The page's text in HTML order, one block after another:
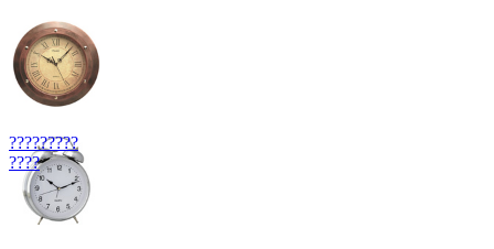
?????????
????